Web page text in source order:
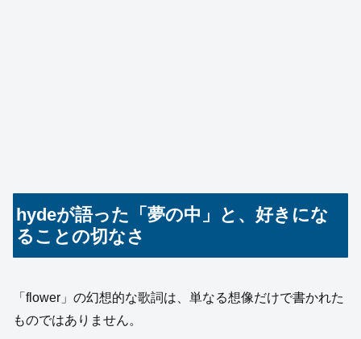
hydeが語った「夢の中」と、好きにな
ることの切なさ
「flower」の幻想的な歌詞は、単なる想像だけで書かれた
ものではありません。